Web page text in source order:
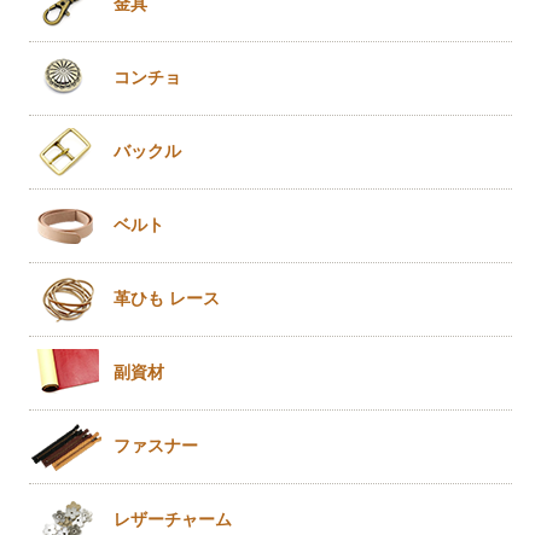
コンチョ
バックル
ベルト
革ひも レース
副資材
ファスナー
レザーチャーム